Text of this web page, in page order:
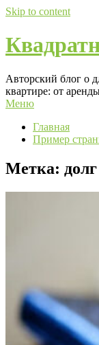
Skip to content
Авторский блог о
квартире: от
Меню
Главная
Пример
Метка: долг